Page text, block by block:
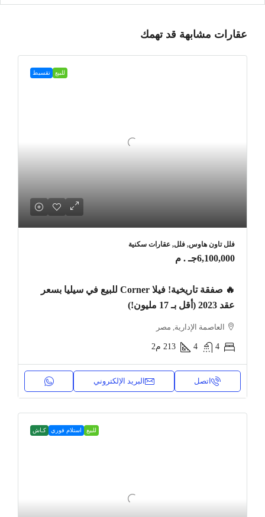
عقارات مشابهة قد تهمك
للبيع تقسيط
فلل تاون هاوس, فلل, عقارات سكنية
6,100,000جـ . م
🔥 صفقة تاريخية! فيلا Corner للبيع في سيليا بسعر
عقد 2023 (أقل بـ 17 مليون!)
العاصمة الإدارية, مصر
4
4
213 م2
اتصل البريد الإلكتروني
للبيع استلام فوري كـاش